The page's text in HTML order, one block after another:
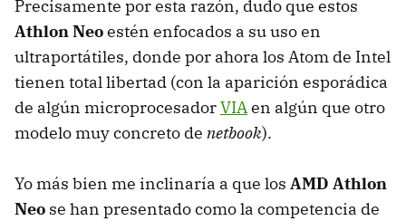
Precisamente por esta razón, dudo que estos
Athlon Neoestén enfocados a su uso en
ultraportátiles, donde por ahora los Atom de Intel
tienen total libertad (con la aparición esporádica
de algún microprocesadorVIAen algún que otro
modelo muy concreto de netbook).
Yo más bien me inclinaría a que los AMD Athlon
Neo se han presentado como la competencia de